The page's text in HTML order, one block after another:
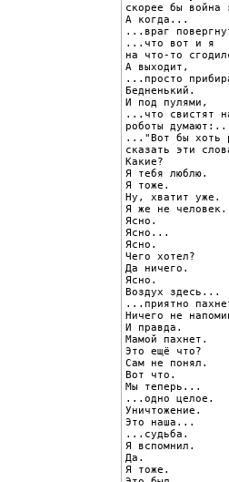
скорее бы война
А когда...
...враг
...что вот и я
на что-то
А выходит,
...просто
Бедненький.
И под пулями,
...что свистят
роботы думают:..
..."Вот бы хоть
сказать эти
Какие?
Я тебя люблю.
Я тоже.
Ну, хватит уже.
Я же не человек.
Ясно.
Ясно...
Ясно.
Чего хотел?
Да ничего.
Ясно.
Воздух здесь...
...приятно
Ничего не
И правда.
Мамой пахнет.
Это ещё что?
Сам не понял.
Вот что.
Мы теперь...
...одно целое.
Уничтожение.
Это наша...
...судьба.
Я вспомнил.
Да.
Я тоже.